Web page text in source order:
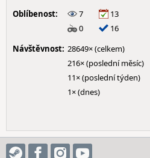
Oblíbenost:
7
13
0
16
Návštěvnost: 28649× (celkem)
216× (poslední měsíc)
11× (poslední týden)
1× (dnes)